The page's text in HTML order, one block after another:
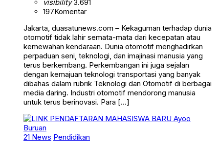
visibility3.691
197Komentar
Jakarta, duasatunews.com – Kekaguman terhadap dunia
otomotif tidak lahir semata-mata dari kecepatan atau
kemewahan kendaraan. Dunia otomotif menghadirkan
perpaduan seni, teknologi, dan imajinasi manusia yang
terus berkembang. Perkembangan ini juga sejalan
dengan kemajuan teknologi transportasi yang banyak
dibahas dalam rubrik Teknologi dan Otomotif di berbagai
media daring. Industri otomotif mendorong manusia
untuk terus berinovasi. Para […]
21 News Pendidikan